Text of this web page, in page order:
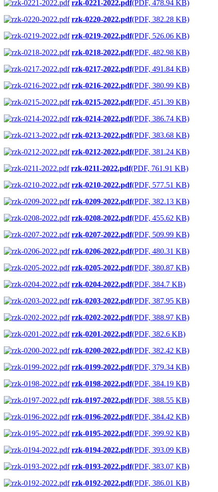
rzk-0221-2022.pdf(PDF, 478.94 KB)
rzk-0220-2022.pdf(PDF, 382.28 KB)
rzk-0219-2022.pdf(PDF, 526.06 KB)
rzk-0218-2022.pdf(PDF, 482.98 KB)
rzk-0217-2022.pdf(PDF, 491.84 KB)
rzk-0216-2022.pdf(PDF, 380.99 KB)
rzk-0215-2022.pdf(PDF, 451.39 KB)
rzk-0214-2022.pdf(PDF, 386.74 KB)
rzk-0213-2022.pdf(PDF, 383.68 KB)
rzk-0212-2022.pdf(PDF, 381.24 KB)
rzk-0211-2022.pdf(PDF, 761.91 KB)
rzk-0210-2022.pdf(PDF, 577.51 KB)
rzk-0209-2022.pdf(PDF, 382.13 KB)
rzk-0208-2022.pdf(PDF, 455.62 KB)
rzk-0207-2022.pdf(PDF, 509.99 KB)
rzk-0206-2022.pdf(PDF, 480.31 KB)
rzk-0205-2022.pdf(PDF, 380.87 KB)
rzk-0204-2022.pdf(PDF, 384.7 KB)
rzk-0203-2022.pdf(PDF, 387.95 KB)
rzk-0202-2022.pdf(PDF, 388.97 KB)
rzk-0201-2022.pdf(PDF, 382.6 KB)
rzk-0200-2022.pdf(PDF, 382.42 KB)
rzk-0199-2022.pdf(PDF, 379.34 KB)
rzk-0198-2022.pdf(PDF, 384.19 KB)
rzk-0197-2022.pdf(PDF, 388.55 KB)
rzk-0196-2022.pdf(PDF, 384.42 KB)
rzk-0195-2022.pdf(PDF, 399.92 KB)
rzk-0194-2022.pdf(PDF, 393.09 KB)
rzk-0193-2022.pdf(PDF, 383.07 KB)
rzk-0192-2022.pdf(PDF, 386.01 KB)